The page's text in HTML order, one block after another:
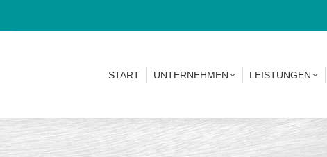
START UNTERNEHMEN LEISTUNGEN